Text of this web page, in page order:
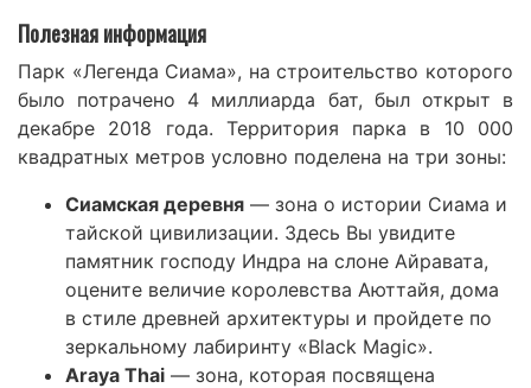
Полезная информация
Парк «Легенда Сиама», на строительство которого
было потрачено 4 миллиарда бат, был открыт в
декабре 2018 года. Территория парка в 10 000
квадратных метров условно поделена на три зоны:
Сиамская деревня — зона о истории Сиама и
тайской цивилизации. Здесь Вы увидите
памятник господу Индра на слоне Айравата,
оцените величие королевства Аюттайя, дома
в стиле древней архитектуры и пройдете по
зеркальному лабиринту «Black Magic».
Araya Thai — зона, которая посвящена